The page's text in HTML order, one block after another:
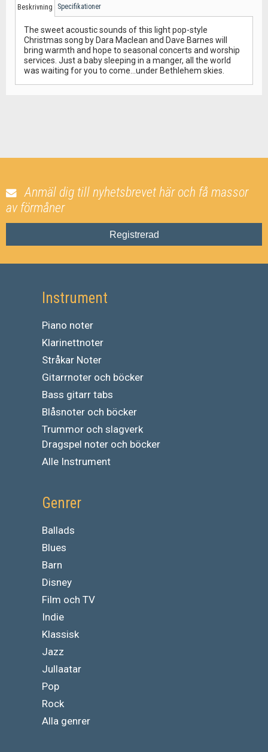
Beskrivning Specifikationer
The sweet acoustic sounds of this light pop-style
Christmas song by Dara Maclean and Dave Barnes will
bring warmth and hope to seasonal concerts and worship
services. Just a baby sleeping in a manger, all the world
was waiting for you to come...under Bethlehem skies.
Anmäl dig till nyhetsbrevet här och få massor
av förmåner
Registrerad
Instrument
Piano noter
Klarinettnoter
Stråkar Noter
Gitarrnoter och böcker
Bass gitarr tabs
Blåsnoter och böcker
Trummor och slagverk
Dragspel noter och böcker
Alle Instrument
Genrer
Ballads
Blues
Barn
Disney
Film och TV
Indie
Klassisk
Jazz
Jullaatar
Pop
Rock
Alla genrer